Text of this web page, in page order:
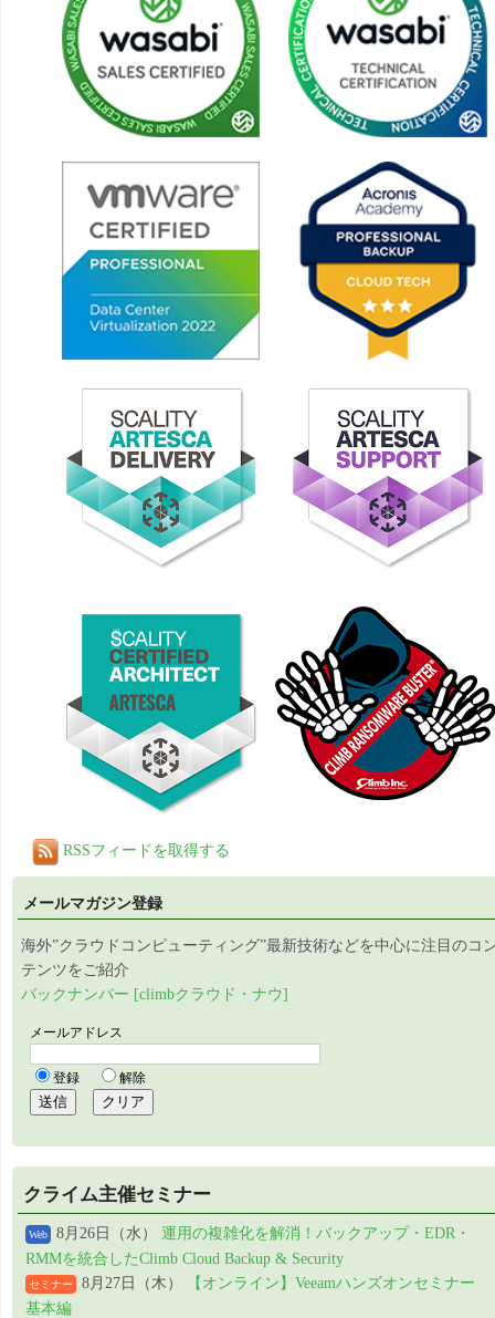
RSSフィードを取得する
メールマガジン登録
海外”クラウドコンピューティング”最新技術などを中心に注目のコ
テンツをご紹介
バックナンバー [climbクラウド・ナウ]
クライム主催セミナー
Web 8月26日（水） 運用の複雑化を解消！バックアップ・EDR・
RMMを統合したClimb Cloud Backup & Security
セミナー 8月27日（木）
【オンライン】Veeamハンズオンセミナー
基本編